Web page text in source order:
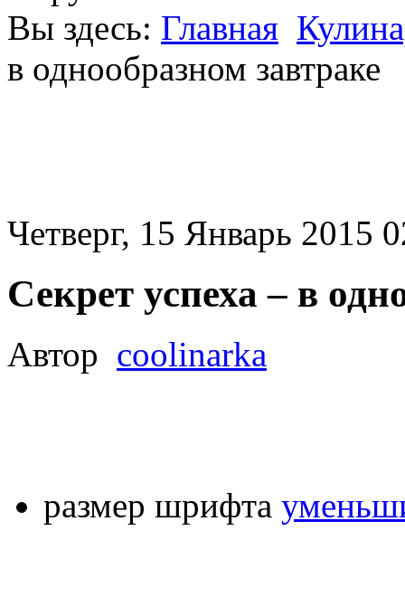
Вы здесь: Главная
в однообразном завтраке
Четверг, 15 Январь 2015
Секрет успеха – в
Автор coolinarka
размер шрифта